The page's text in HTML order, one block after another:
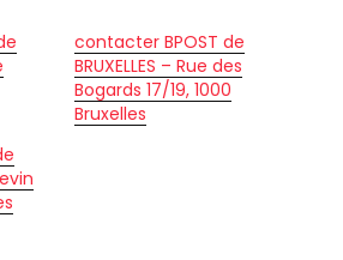
contacter BPOST de
BRUXELLES – Rue des
Bogards 17/19, 1000
Bruxelles